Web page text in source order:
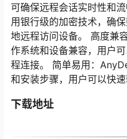
可确保远程会话实时性和
用银行级的加密技术，确
地远程访问设备。 高度兼
作系统和设备兼容，用户
程连接。 简单易用：
和安装步骤，用户可以快速
下载地址